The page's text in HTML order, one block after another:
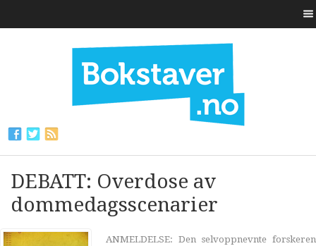
DEBATT: Overdose av
dommedagsscenarier
ANMELDELSE: Den selvoppnevnte forskeren